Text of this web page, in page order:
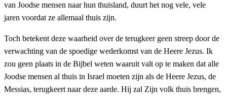
van Joodse mensen naar hun thuisland, duurt het nog vele, vele
jaren voordat ze allemaal thuis zijn.
Toch betekent deze waarheid over de terugkeer geen streep door de
verwachting van de spoedige wederkomst van de Heere Jezus. Ik
zou geen plaats in de Bijbel weten waaruit valt op te maken dat alle
Joodse mensen al thuis in Israel moeten zijn als de Heere Jezus, de
Messias, terugkeert naar deze aarde. Hij zal Zijn volk thuis brengen,